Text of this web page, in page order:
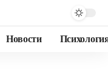
Новости